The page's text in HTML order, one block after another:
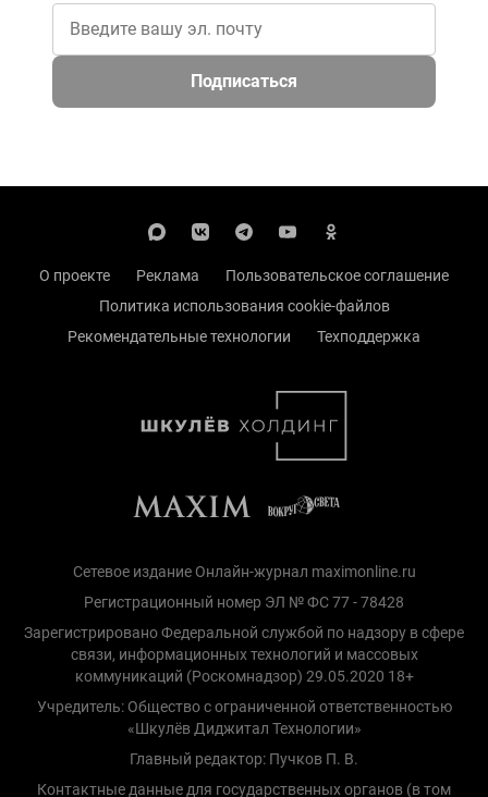
Подписаться
О проекте Реклама
Пользовательское соглашение
Политика использования cookie-файлов
Рекомендательные технологии
Техподдержка
Сетевое издание Онлайн-журнал maximonline.ru
Регистрационный номер ЭЛ № ФС 77 - 78428
Зарегистрировано Федеральной службой по надзору в сфере
связи, информационных технологий и массовых
коммуникаций (Роскомнадзор) 29.05.2020 18+
Учредитель: Общество с ограниченной ответственностью
«Шкулёв Диджитал Технологии»
Главный редактор: Пучков П. В.
Контактные данные для государственных органов (в том